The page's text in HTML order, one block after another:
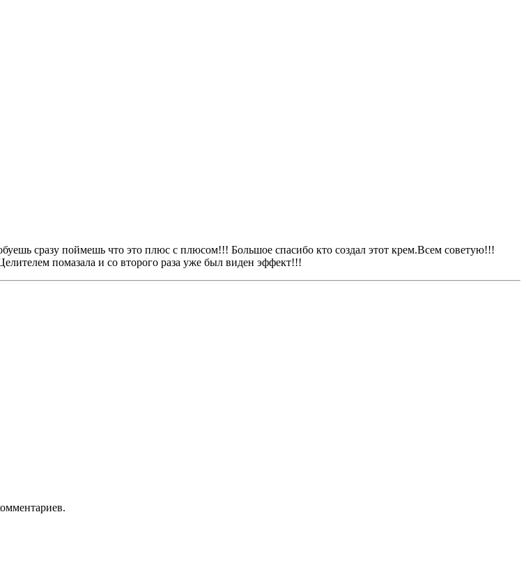
сразу поймешь что это плюс с плюсом!!! Большое спасибо кто создал этот крем.Всем советую!!!
помазала и со второго раза уже был виден эффект!!!